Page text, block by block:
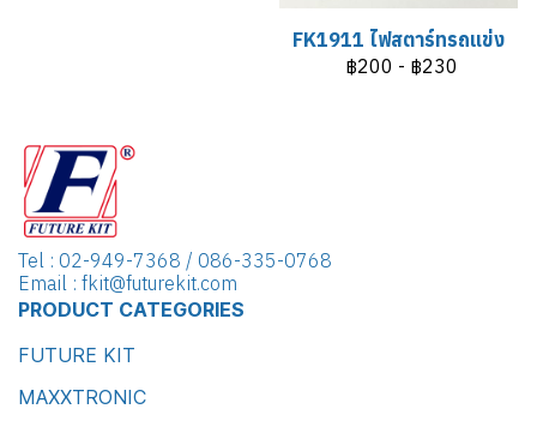
FK1911 ไฟสตาร์ทรถแข่ง
฿200 - ฿230
Tel : 02-949-7368 / 086-335-0768
Email : fkit@futurekit.com
PRODUCT CATEGORIES
FUTURE KIT
MAXXTRONIC